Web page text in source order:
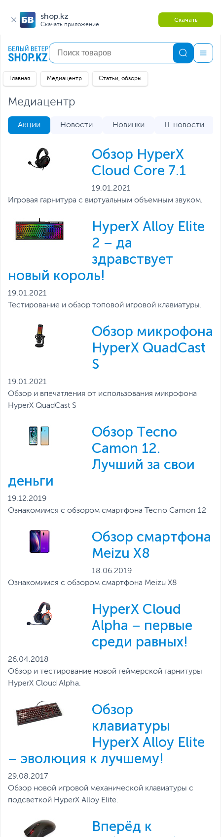
shop.kz
Скачать приложение
Скачать
Главная Медиацентр Статьи, обзоры
Медиацентр
Акции Новости Новинки IT новости
Обзор HyperX
Cloud Core 7.1
19.01.2021
Игровая гарнитура с виртуальным объемным звуком.
HyperX Alloy Elite
2 – да
здравствует
новый король!
19.01.2021
Тестирование и обзор топовой игровой клавиатуры.
Обзор микрофона
HyperX QuadCast
S
19.01.2021
Обзор и впечатления от использования микрофона
HyperX QuadCast S
Обзор Tecno
Camon 12.
Лучший за свои
деньги
19.12.2019
Ознакомимся с обзором смартфона Tecno Camon 12
Обзор смартфона
Meizu X8
18.06.2019
Ознакомимся с обзором смартфона Meizu X8
HyperX Cloud
Alpha – первые
среди равных!
26.04.2018
Обзор и тестирование новой геймерской гарнитуры
HyperX Cloud Alpha.
Обзор
клавиатуры
HyperX Alloy Elite
– эволюция к лучшему!
29.08.2017
Обзор новой игровой механической клавиатуры с
подсветкой HyperX Alloy Elite.
Вперёд к